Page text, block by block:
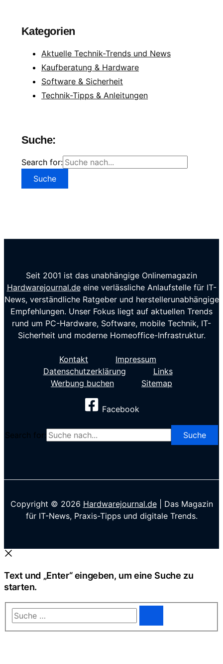
Kategorien
Aktuelle Technik-Trends und News
Kaufberatung & Hardware
Software & Sicherheit
Technik-Tipps & Anleitungen
Suche:
Search for:
Seit 2001 ist das unabhängige Onlinemagazin
Hardwarejournal.deeine verlässliche Anlaufstelle für IT-
News, verständliche Ratgeber und herstellerunabhängige
Empfehlungen. Unser Fokus liegt auf aktuellen Trends
rund um PC-Hardware, Software, mobile Technik, IT-
Sicherheit und moderne Homeoffice-Infrastruktur.
Kontakt
Impressum
Datenschutzerklärung
Links
Werbung buchen
Sitemap
Facebook
Search for:
Copyright © 2026 Hardwarejournal.de| Das Magazin
für IT-News, Praxis-Tipps und digitale Trends.
Text und „Enter“ eingeben, um eine Suche zu
starten.
Suche
…